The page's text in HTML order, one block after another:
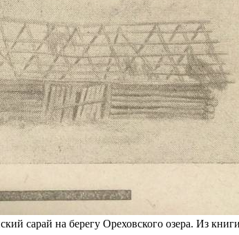
сарай на берегу Ореховского озера. Из